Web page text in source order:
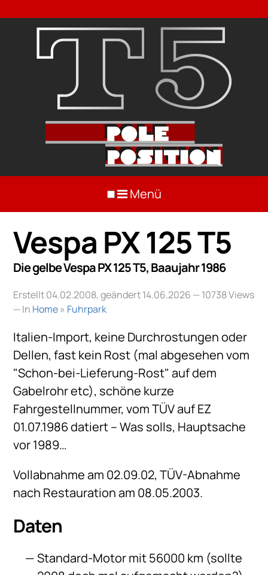
Menü
Vespa PX 125 T5
Die gelbe Vespa PX 125 T5, Baaujahr 1986
Erstellt 04.02.2008, geändert 14.06.2026 — 10738 Views
— In Home» Fuhrpark
Italien-Import, keine Durchrostungen oder
Dellen, fast kein Rost (mal abgesehen vom
"Schon-bei-Lieferung-Rost" auf dem
Gabelrohr etc), schöne kurze
Fahrgestellnummer, vom TÜV auf EZ
01.07.1986 datiert – Was solls, Hauptsache
vor 1989…
Vollabnahme am 02.09.02, TÜV-Abnahme
nach Restauration am 08.05.2003.
Daten
Standard-Motor mit 56000 km (sollte